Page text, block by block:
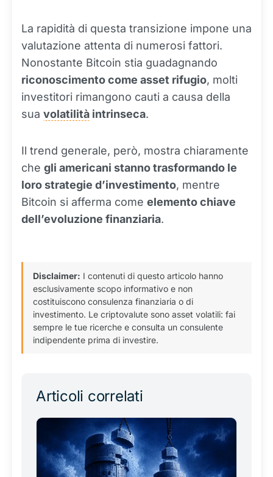
La rapidità di questa transizione impone una
valutazione attenta di numerosi fattori.
Nonostante Bitcoin stia guadagnando
riconoscimento come asset rifugio, molti
investitori rimangono cauti a causa della
sua volatilità intrinseca.
Il trend generale, però, mostra chiaramente
che gli americani stanno trasformando le
loro strategie d’investimento, mentre
Bitcoin si afferma come elemento chiave
dell’evoluzione finanziaria.
Disclaimer: I contenuti di questo articolo hanno
esclusivamente scopo informativo e non
costituiscono consulenza finanziaria o di
investimento. Le criptovalute sono asset volatili: fai
sempre le tue ricerche e consulta un consulente
indipendente prima di investire.
Articoli correlati